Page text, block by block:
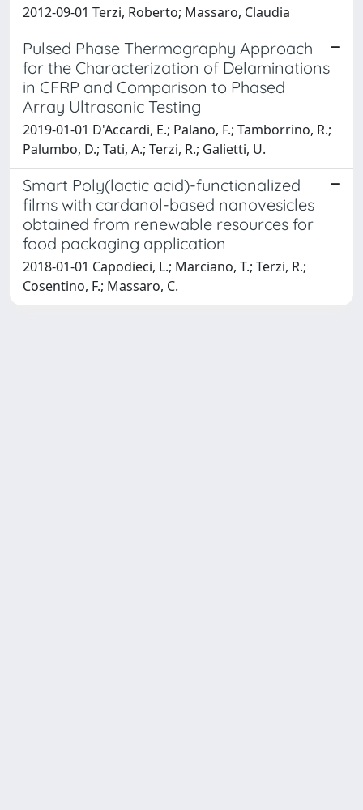
2012-09-01 Terzi, Roberto; Massaro, Claudia
Pulsed Phase Thermography Approach
for the Characterization of Delaminations
in CFRP and Comparison to Phased
Array Ultrasonic Testing
2019-01-01 D'Accardi, E.; Palano, F.; Tamborrino, R.;
Palumbo, D.; Tati, A.; Terzi, R.; Galietti, U.
Smart Poly(lactic acid)-functionalized
films with cardanol-based nanovesicles
obtained from renewable resources for
food packaging application
2018-01-01 Capodieci, L.; Marciano, T.; Terzi, R.;
Cosentino, F.; Massaro, C.